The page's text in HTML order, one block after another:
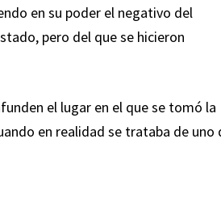
en su poder el negativo del
pero del que se hicieron
el lugar en el que se tomó la
en realidad se trataba de uno